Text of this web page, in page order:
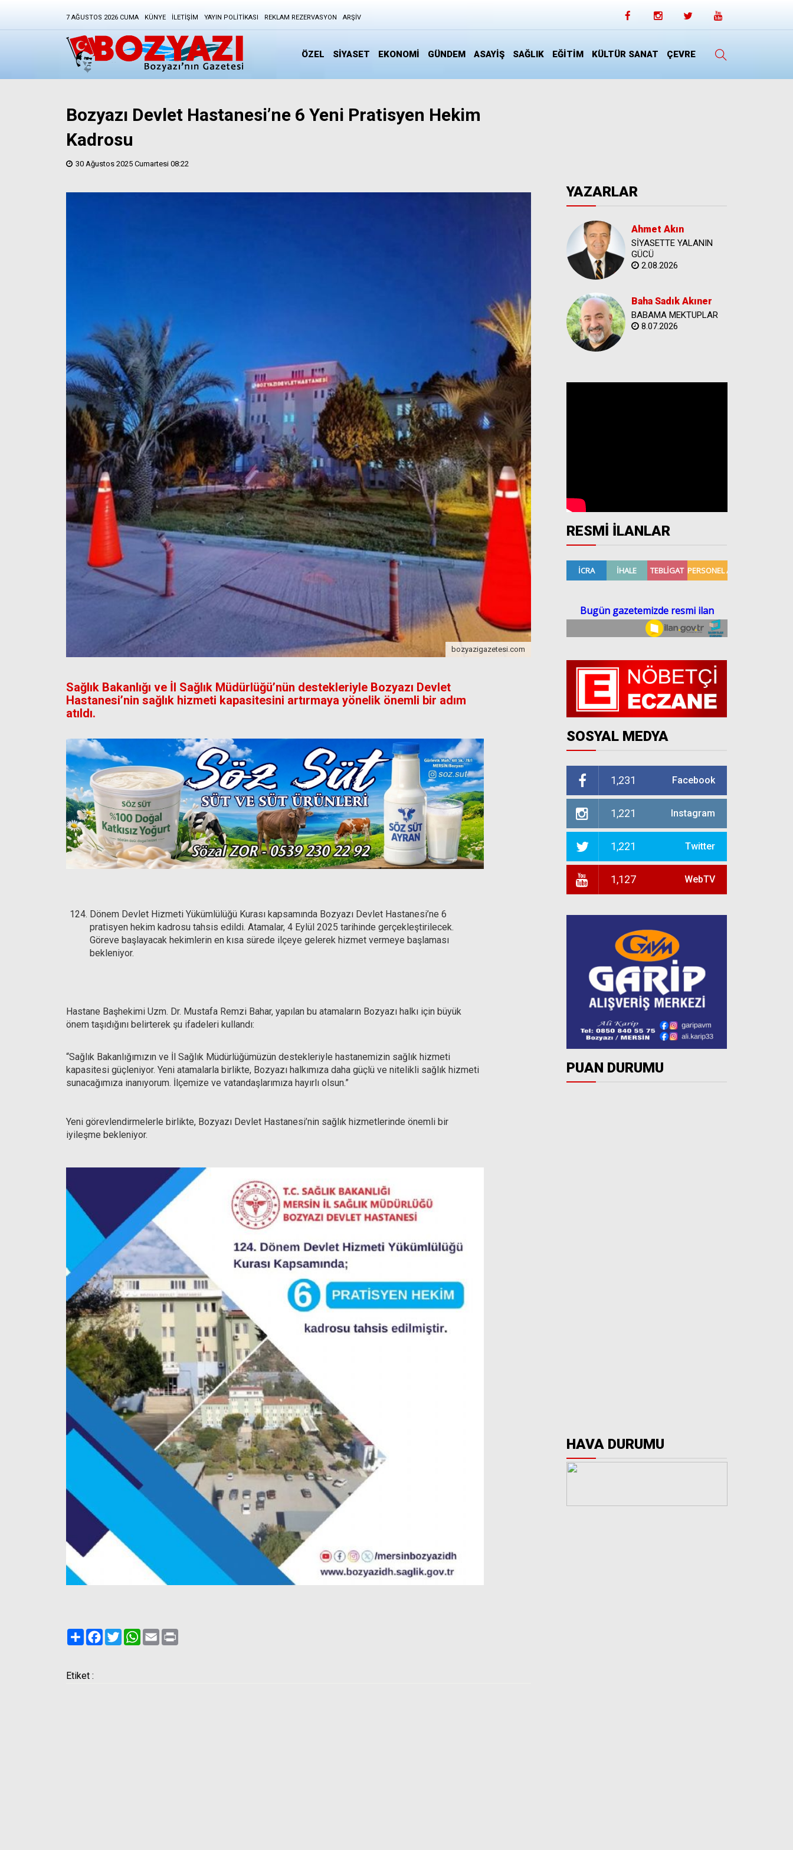
7 AĞUSTOS 2026 CUMA KÜNYE İLETIŞIM YAYIN POLITIKASI REKLAM REZERVASYON ARŞIV
ÖZEL SİYASET EKONOMİ GÜNDEM ASAYİŞ SAĞLIK EĞİTİM KÜLTÜR SANAT ÇEVRE
Bozyazı Devlet Hastanesi’ne 6 Yeni Pratisyen Hekim
Kadrosu
30 Ağustos 2025 Cumartesi 08:22
bozyazigazetesi.com
Sağlık Bakanlığı ve İl Sağlık Müdürlüğü’nün destekleriyle Bozyazı Devlet
Hastanesi’nin sağlık hizmeti kapasitesini artırmaya yönelik önemli bir adım
atıldı.
Dönem Devlet Hizmeti Yükümlülüğü Kurası kapsamında Bozyazı Devlet Hastanesi’ne 6
pratisyen hekim kadrosu tahsis edildi. Atamalar, 4 Eylül 2025 tarihinde gerçekleştirilecek.
Göreve başlayacak hekimlerin en kısa sürede ilçeye gelerek hizmet vermeye başlaması
bekleniyor.
Hastane Başhekimi Uzm. Dr. Mustafa Remzi Bahar, yapılan bu atamaların Bozyazı halkı için büyük
önem taşıdığını belirterek şu ifadeleri kullandı:
“Sağlık Bakanlığımızın ve İl Sağlık Müdürlüğümüzün destekleriyle hastanemizin sağlık hizmeti
kapasitesi güçleniyor. Yeni atamalarla birlikte, Bozyazı halkımıza daha güçlü ve nitelikli sağlık hizmeti
sunacağımıza inanıyorum. İlçemize ve vatandaşlarımıza hayırlı olsun.”
Yeni görevlendirmelerle birlikte, Bozyazı Devlet Hastanesi’nin sağlık hizmetlerinde önemli bir
iyileşme bekleniyor.
PaylaşFacebook
Twitter
WhatsApp
Email
Etiket :
YAZARLAR
Ahmet Akın
SİYASETTE YALANIN
GÜCÜ
2.08.2026
Baha Sadık Akıner
BABAMA MEKTUPLAR
8.07.2026
RESMİ İLANLAR
SOSYAL MEDYA
1,231 Facebook
1,221 Instagram
1,221 Twitter
1,127 WebTV
PUAN DURUMU
HAVA DURUMU